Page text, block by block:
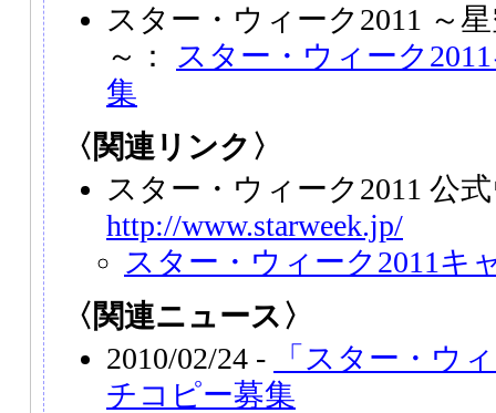
スター・ウィーク2011 ～
～：
スター・ウィーク
集
〈関連リンク〉
スター・ウィーク2011 公
http://www.starweek.jp/
スター・ウィーク2011キ
〈関連ニュース〉
2010/02/24 -
「スター・ウ
チコピー募集